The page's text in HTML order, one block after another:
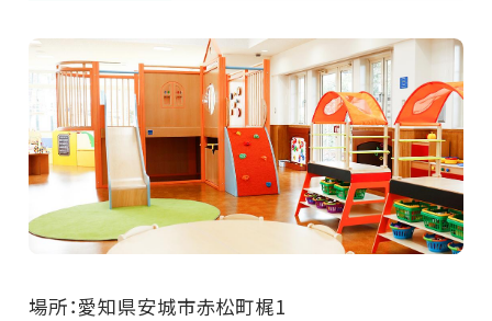
場所：愛知県安城市赤松町梶1